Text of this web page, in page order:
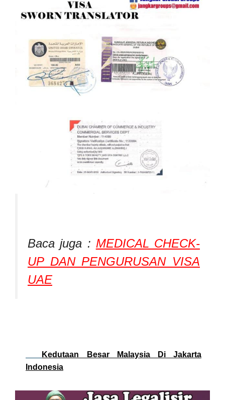
Baca juga : MEDICAL CHECK-
UP DAN PENGURUSAN VISA
UAE
Kedutaan Besar Malaysia Di Jakarta
Indonesia